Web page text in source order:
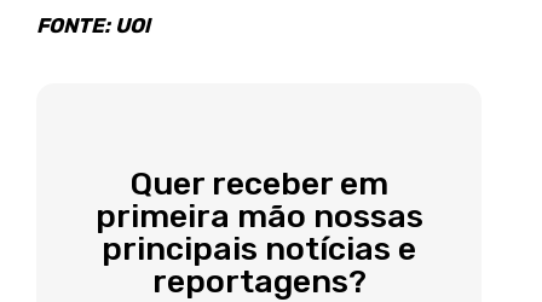
FONTE: UOl
Quer receber em
primeira mão nossas
principais notícias e
reportagens?